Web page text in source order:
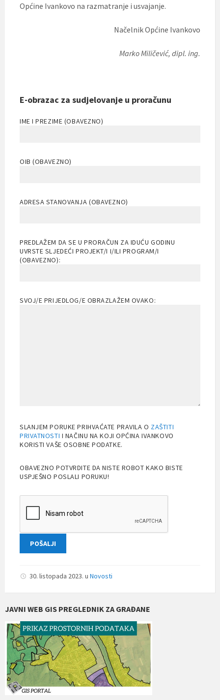
Općine Ivankovo na razmatranje i usvajanje.
Načelnik Općine Ivankovo
Marko Miličević, dipl. ing.
E-obrazac za sudjelovanje u proračunu
IME I PREZIME (OBAVEZNO)
OIB (OBAVEZNO)
ADRESA STANOVANJA (OBAVEZNO)
PREDLAŽEM DA SE U PRORAČUN ZA IDUĆU GODINU
UVRSTE SLJEDEĆI PROJEKT/I I/ILI PROGRAM/I
(OBAVEZNO):
SVOJ/E PRIJEDLOG/E OBRAZLAŽEM OVAKO:
SLANJEM PORUKE PRIHVAĆATE PRAVILA O ZAŠTITI
PRIVATNOSTI I NAČINU NA KOJI OPĆINA IVANKOVO
KORISTI VAŠE OSOBNE PODATKE.
OBAVEZNO POTVRDITE DA NISTE ROBOT KAKO BISTE
USPJEŠNO POSLALI PORUKU!
30. listopada 2023. u Novosti
JAVNI WEB GIS PREGLEDNIK ZA GRAĐANE